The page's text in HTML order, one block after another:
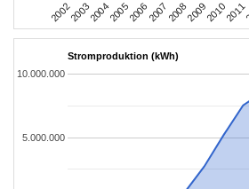
2002200320042005200620072008200920102011
Stromproduktion (kWh)
5.000.000
10.000.000